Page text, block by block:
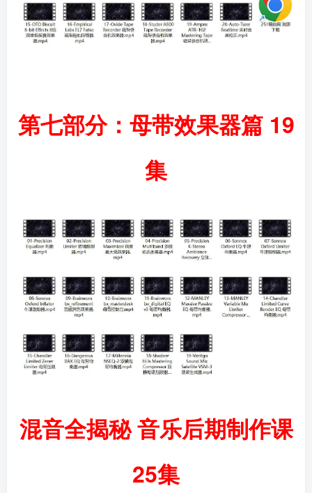
第七部分：母带效果器篇 19
集
混音全揭秘 音乐后期制作课
25集